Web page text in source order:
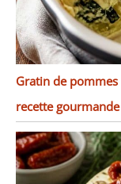
Gratin de
recette gourmande